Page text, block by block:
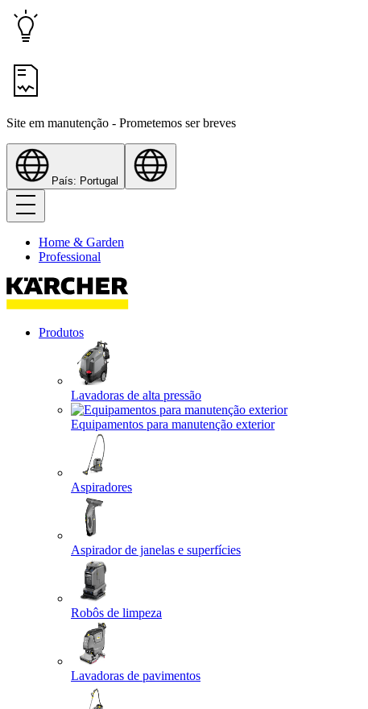
Site em manutenção - Prometemos ser breves
País: Portugal
Home & Garden
Professional
Produtos
Lavadoras de alta pressão
Equipamentos para manutenção exterior
Aspiradores
Aspirador de janelas e superfícies
Robôs de limpeza
Lavadoras de pavimentos